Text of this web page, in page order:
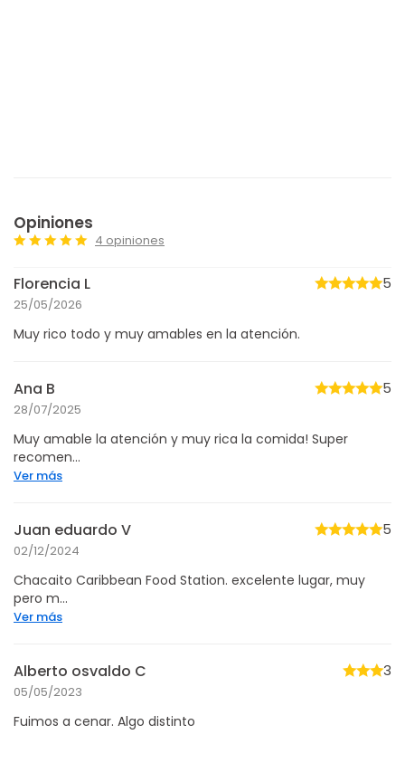
Opiniones
4 opiniones
Florencia L
25/05/2026
5
Muy rico todo y muy amables en la atención.
Ana B
28/07/2025
5
Muy amable la atención y muy rica la comida! Super
recomen...
Ver más
Juan eduardo V
02/12/2024
5
Chacaito Caribbean Food Station. excelente lugar, muy
pero m...
Ver más
Alberto osvaldo C
05/05/2023
3
Fuimos a cenar. Algo distinto